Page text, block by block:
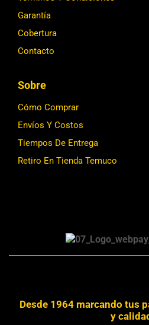
Garantía
Cobertura
Contacto
Sobre
Cómo Comprar
Envíos Y Costos
Tiempos De Entrega
Retiro En Tienda Temuco
Desde 1964 marcando tus
y